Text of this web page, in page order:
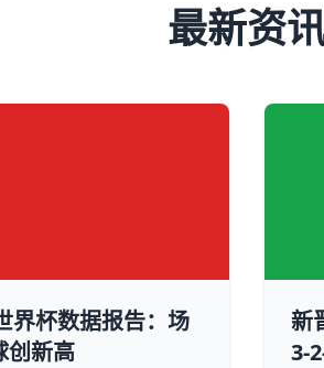
最新资
界杯数据报告：场
创新高
新
3-